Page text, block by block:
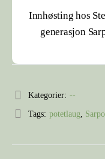
Innhøsting hos
generasjon
Kategorier: --
Tags: potetlaug